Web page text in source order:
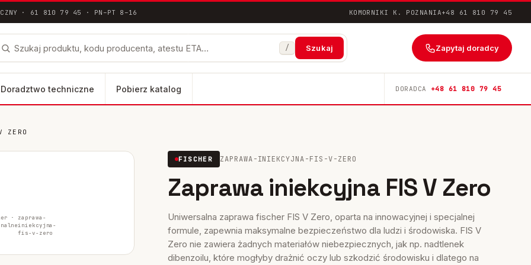
· 61 810 79 45 · PN–PT 8–16 KOMORNIKI K. POZNANIA+48 61 810 79 45
/ Szukaj Zapytaj doradcy
Doradztwo techniczne Pobierz katalog DORADCA +48 61 810 79 45
dokumentacja techniczna ETA / DoP
II-B
ZERO
·
zaprawa-
iniekcyjna-
fis-v-zero
FISCHER ZAPRAWA-INIEKCYJNA-FIS-V-ZERO
Zaprawa iniekcyjna FIS V Zero
Uniwersalna zaprawa fischer FIS V Zero, oparta na innowacyjnej i specjalnej
formule, zapewnia maksymalne bezpieczeństwo dla ludzi i środowiska. FIS V
Zero nie zawiera żadnych materiałów niebezpiecznych, jak np. nadtlenek
dibenzoilu, które mogłyby drażnić oczy lub szkodzić środowisku i dlatego na